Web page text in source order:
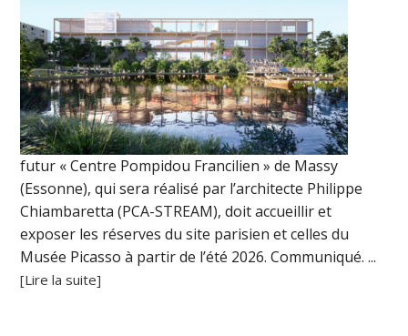
futur « Centre Pompidou Francilien » de Massy
(Essonne), qui sera réalisé par l’architecte Philippe
Chiambaretta (PCA-STREAM), doit accueillir et
exposer les réserves du site parisien et celles du
Musée Picasso à partir de l’été 2026. Communiqué. ...
[Lire la suite]